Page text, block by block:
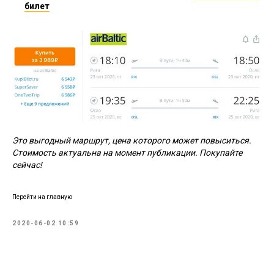
билет
Это выгодный маршрут, цена которого может повыситься.
Стоимость актуальна на момент публикации. Покупайте
сейчас!
Перейти на главную
2020-06-02 10:59